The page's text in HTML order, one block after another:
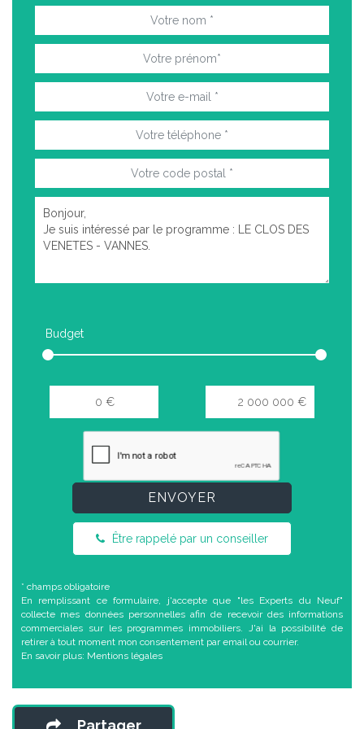
Budget
ENVOYER
Être rappelé par un conseiller
* champs obligatoire
En remplissant ce formulaire, j'accepte que "les Experts du Neuf"
collecte mes données personnelles afin de recevoir des informations
commerciales sur les programmes immobiliers. J'ai la possibilité de
retirer à tout moment mon consentement par email ou courrier.
En savoir plus: Mentions légales